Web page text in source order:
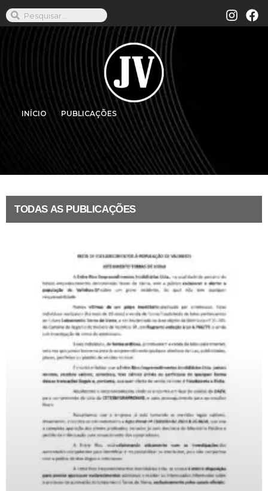
INÍCIO PUBLICAÇÕES
TODAS AS PUBLICAÇÕES